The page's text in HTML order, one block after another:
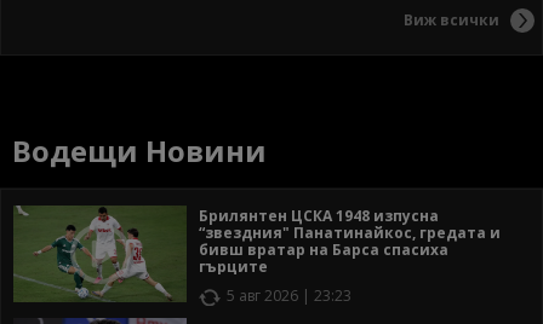
Виж всички
Водещи Новини
Брилянтен ЦСКА 1948 изпусна
“звездния" Панатинайкос, гредата и
бивш вратар на Барса спасиха
гърците
5 авг 2026 | 23:23